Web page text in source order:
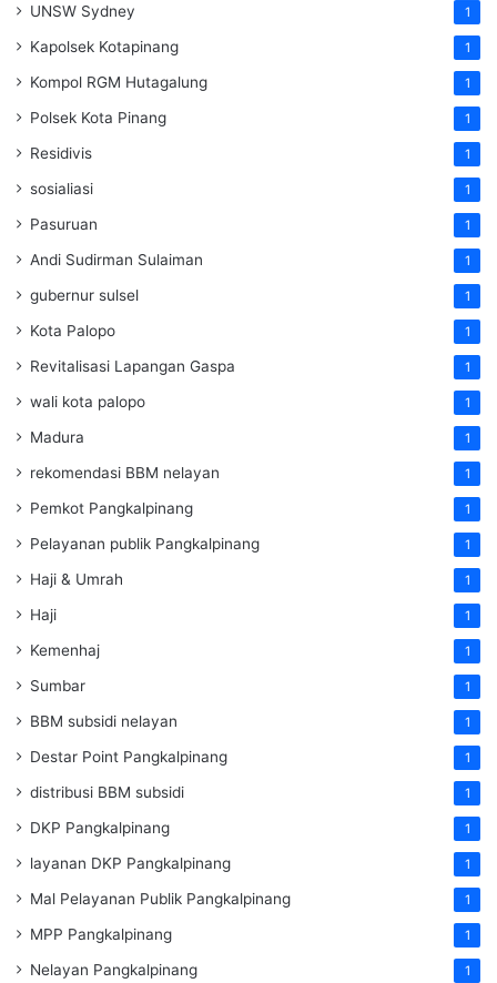
UNSW Sydney 1
Kapolsek Kotapinang 1
Kompol RGM Hutagalung 1
Polsek Kota Pinang 1
Residivis 1
sosialiasi 1
Pasuruan 1
Andi Sudirman Sulaiman 1
gubernur sulsel 1
Kota Palopo 1
Revitalisasi Lapangan Gaspa 1
wali kota palopo 1
Madura 1
rekomendasi BBM nelayan 1
Pemkot Pangkalpinang 1
Pelayanan publik Pangkalpinang 1
Haji & Umrah 1
Haji 1
Kemenhaj 1
Sumbar 1
BBM subsidi nelayan 1
Destar Point Pangkalpinang 1
distribusi BBM subsidi 1
DKP Pangkalpinang 1
layanan DKP Pangkalpinang 1
Mal Pelayanan Publik Pangkalpinang 1
MPP Pangkalpinang 1
Nelayan Pangkalpinang 1